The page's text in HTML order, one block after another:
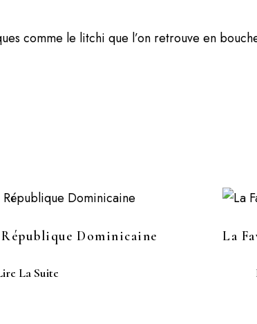
comme le litchi que l’on retrouve en
Dominicaine
La Suite
La